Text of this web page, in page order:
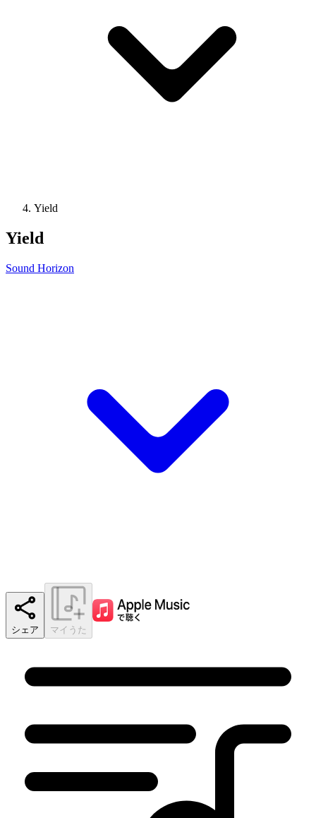
Yield
Yield
Sound Horizon
シェア マイうた